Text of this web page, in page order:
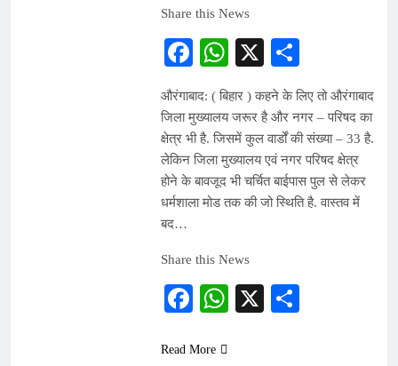
Share this News
Facebook
WhatsApp
X
औरंगाबाद: ( बिहार ) कहने के लिए तो औरंगाबाद
जिला मुख्यालय जरूर है और नगर – परिषद का
क्षेत्र भी है. जिसमें कुल वार्डों की संख्या – 33 है.
लेकिन जिला मुख्यालय एवं नगर परिषद क्षेत्र
होने के बावजूद भी चर्चित बाईपास पुल से लेकर
धर्मशाला मोड तक की जो स्थिति है. वास्तव में
बद…
Share this News
Facebook
WhatsApp
X
Read More